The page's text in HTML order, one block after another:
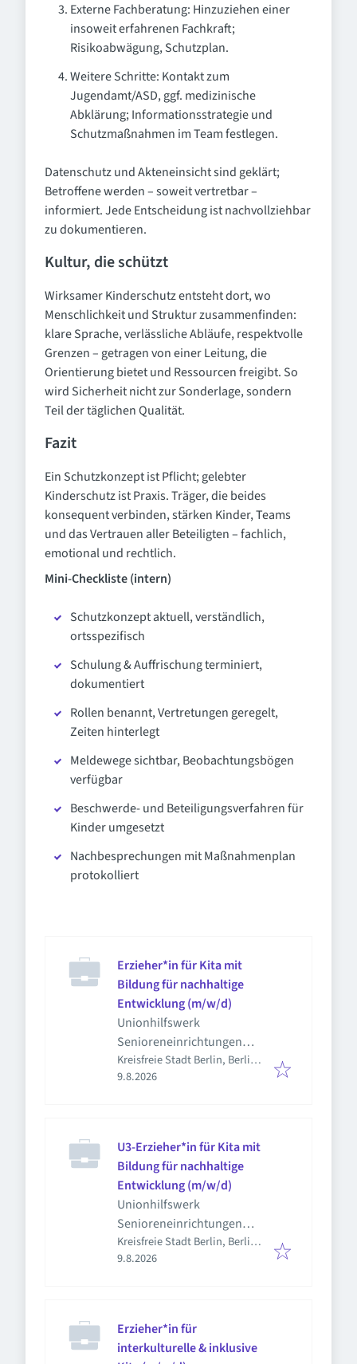
Externe Fachberatung: Hinzuziehen einer
insoweit erfahrenen Fachkraft;
Risikoabwägung, Schutzplan.
Weitere Schritte: Kontakt zum
Jugendamt/ASD, ggf. medizinische
Abklärung; Informationsstrategie und
Schutzmaßnahmen im Team festlegen.
Datenschutz und Akteneinsicht sind geklärt;
Betroffene werden – soweit vertretbar –
informiert. Jede Entscheidung ist nachvollziehbar
zu dokumentieren.
Kultur, die schützt
Wirksamer Kinderschutz entsteht dort, wo
Menschlichkeit und Struktur zusammenfinden:
klare Sprache, verlässliche Abläufe, respektvolle
Grenzen – getragen von einer Leitung, die
Orientierung bietet und Ressourcen freigibt. So
wird Sicherheit nicht zur Sonderlage, sondern
Teil der täglichen Qualität.
Fazit
Ein Schutzkonzept ist Pflicht; gelebter
Kinderschutz ist Praxis. Träger, die beides
konsequent verbinden, stärken Kinder, Teams
und das Vertrauen aller Beteiligten – fachlich,
emotional und rechtlich.
Mini-Checkliste (intern)
Schutzkonzept aktuell, verständlich,
ortsspezifisch
Schulung & Auffrischung terminiert,
dokumentiert
Rollen benannt, Vertretungen geregelt,
Zeiten hinterlegt
Meldewege sichtbar, Beobachtungsbögen
verfügbar
Beschwerde- und Beteiligungsverfahren für
Kinder umgesetzt
Nachbesprechungen mit Maßnahmenplan
protokolliert
Erzieher*in für Kita mit
Bildung für nachhaltige
Entwicklung (m/w/d)
Unionhilfswerk
Senioreneinrichtungen
gGmbH
Kreisfreie Stadt Berlin, Berlin,
Deutschland
Veröffentlicht
9.8.2026
U3-Erzieher*in für Kita mit
Bildung für nachhaltige
Entwicklung (m/w/d)
Unionhilfswerk
Senioreneinrichtungen
gGmbH
Kreisfreie Stadt Berlin, Berlin,
Deutschland
Veröffentlicht
9.8.2026
Erzieher*in für
interkulturelle & inklusive